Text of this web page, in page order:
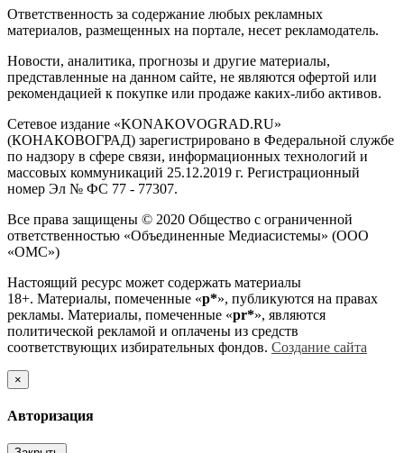
Ответственность за содержание любых рекламных
материалов, размещенных на портале, несет рекламодатель.
Новости, аналитика, прогнозы и другие материалы,
представленные на данном сайте, не являются офертой или
рекомендацией к покупке или продаже каких-либо активов.
Сетевое издание «KONAKOVOGRAD.RU»
(КОНАКОВОГРАД) зарегистрировано в Федеральной службе
по надзору в сфере связи, информационных технологий и
массовых коммуникаций 25.12.2019 г. Регистрационный
номер Эл № ФС 77 - 77307.
Все права защищены © 2020 Общество с ограниченной
ответственностью «Объединенные Медиасистемы» (ООО
«ОМС»)
Настоящий ресурс может содержать материалы
18+. Материалы, помеченные «р*», публикуются на правах
рекламы. Материалы, помеченные «рr*», являются
политической рекламой и оплачены из средств
соответствующих избирательных фондов. Создание сайта
×
Авторизация